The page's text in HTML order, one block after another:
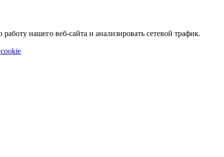
нашего веб-сайта и анализировать сетевой трафик.